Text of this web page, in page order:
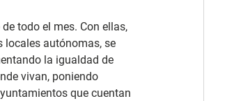
todo el mes. Con ellas,
locales autónomas, se
la igualdad de
vivan, poniendo
que cuentan